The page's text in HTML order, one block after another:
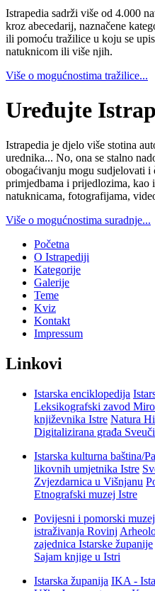
Istrapedia sadrži više od 4.000
kroz abecedarij, naznačene
ili pomoću tražilice u koju se
natuknicom ili više njih.
Više o mogućnostima tražilice...
Uređujte
Istrapedia je djelo više stotina
urednika... No, ona se stalno
obogaćivanju mogu sudjelovati
primjedbama i prijedlozima,
natuknicama, fotografijama,
Više o mogućnostima suradnje...
Početna
O Istrapediji
Kategorije
Galerije
Teme
Kviz
Kontakt
Impressum
Linkovi
Istarska enciklopedija
Leksikografski zavod
književnika Istre Natura
Digitalizirana građa
Istarska kulturna baština/
likovnih umjetnika Istre
Zvjezdarnica u Višnjanu
Etnografski muzej Istre
Povijesni i pomorski
istraživanja Rovinj
zajednica Istarske županije
Sajam knjige u Istri
Istarska županija IKA -